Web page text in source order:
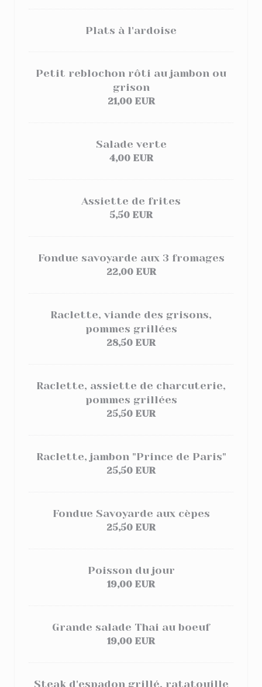
Plats à l'ardoise
Petit reblochon rôti au jambon ou
grison
21,00 EUR
Salade verte
4,00 EUR
Assiette de frites
5,50 EUR
Fondue savoyarde aux 3 fromages
22,00 EUR
Raclette, viande des grisons,
pommes grillées
28,50 EUR
Raclette, assiette de charcuterie,
pommes grillées
25,50 EUR
Raclette, jambon "Prince de Paris"
25,50 EUR
Fondue Savoyarde aux cèpes
25,50 EUR
Poisson du jour
19,00 EUR
Grande salade Thai au boeuf
19,00 EUR
Steak d'espadon grillé, ratatouille